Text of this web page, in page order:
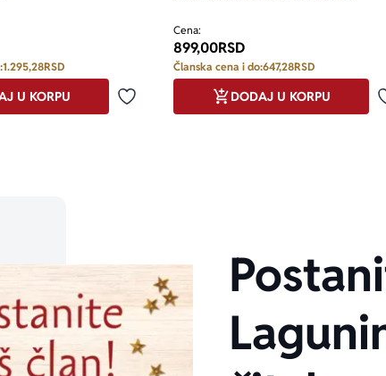
1.295,28RSD
Dodaj u omiljene
U KORPU
Cena:
899,00RSD
Članska cena i do:647,28RSD
DODAJ U KORPU